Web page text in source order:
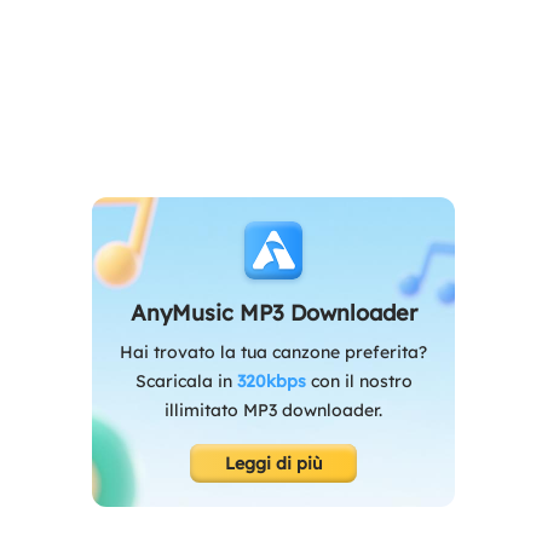
AnyMusic MP3 Downloader
Hai trovato la tua canzone preferita?
Scaricala in 320kbpscon il nostro
illimitato MP3 downloader.
Leggi di più